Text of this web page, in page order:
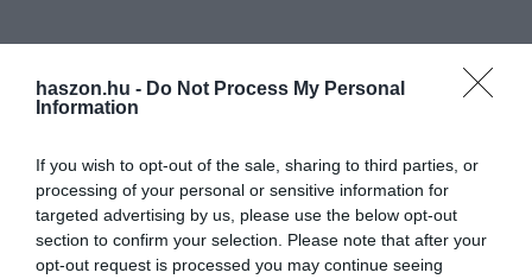
haszon.hu - Do Not Process My Personal
Information
If you wish to opt-out of the sale, sharing to third parties, or
processing of your personal or sensitive information for
targeted advertising by us, please use the below opt-out
section to confirm your selection. Please note that after your
opt-out request is processed you may continue seeing